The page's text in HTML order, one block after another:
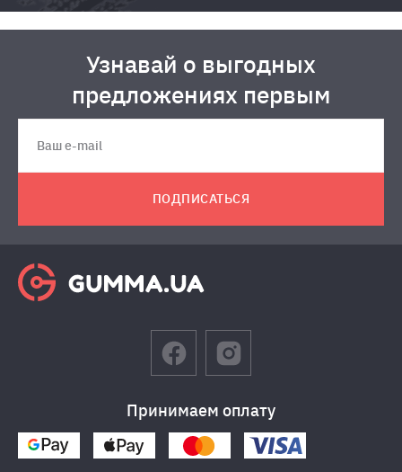
Узнавай о выгодных
предложениях первым
ПОДПИСАТЬСЯ
Принимаем оплату